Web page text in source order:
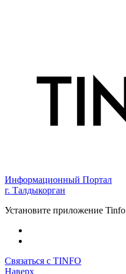
Информационный Портал
г. Талдыкорган
Установите приложение Tinfo
Связаться с TINFO
Наверх